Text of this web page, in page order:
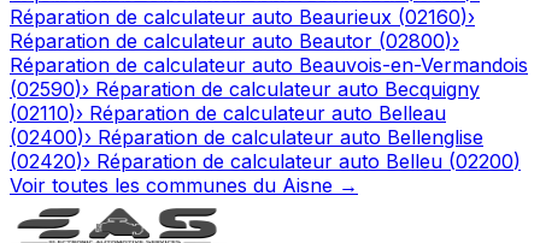
Réparation de calculateur auto Beaurieux (02160)›
Réparation de calculateur auto Beautor (02800)›
Réparation de calculateur auto Beauvois-en-Vermandois
(02590)› Réparation de calculateur auto Becquigny
(02110)› Réparation de calculateur auto Belleau
(02400)› Réparation de calculateur auto Bellenglise
(02420)› Réparation de calculateur auto Belleu (02200)
Voir toutes les communes du Aisne →